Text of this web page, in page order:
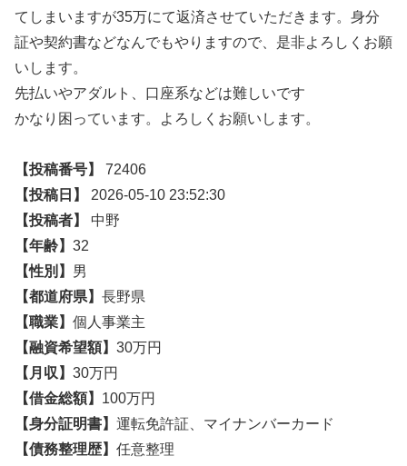
てしまいますが35万にて返済させていただきます。身分
証や契約書などなんでもやりますので、是非よろしくお願
いします。
先払いやアダルト、口座系などは難しいです
かなり困っています。よろしくお願いします。
【投稿番号】
72406
【投稿日】
2026-05-10 23:52:30
【投稿者】
中野
【年齢】 32
【性別】 男
【都道府県】 長野県
【職業】 個人事業主
【融資希望額】 30万円
【月収】 30万円
【借金総額】 100万円
【身分証明書】 運転免許証、マイナンバーカード
【債務整理歴】 任意整理